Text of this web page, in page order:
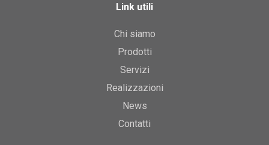
Link utili
Chi siamo
Prodotti
Servizi
Realizzazioni
News
Contatti